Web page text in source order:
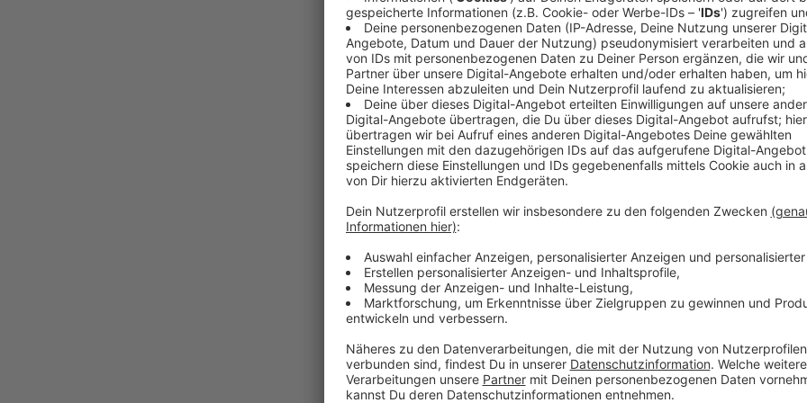
Comedy
Elvis Eifel - Der Podcast:
Anzeige
Vorstellen brauchen wir ihn euch nicht. Seit 2003
seine Späße am Telefon mit seinen Hörerinnen und
müssen am Ende mit lachen - wenn auch nicht
bekommen könnt, ist Elvis nun unter die Podcaster
die Uhr zur Verfügung. Hier bekommt Ihr außerdem